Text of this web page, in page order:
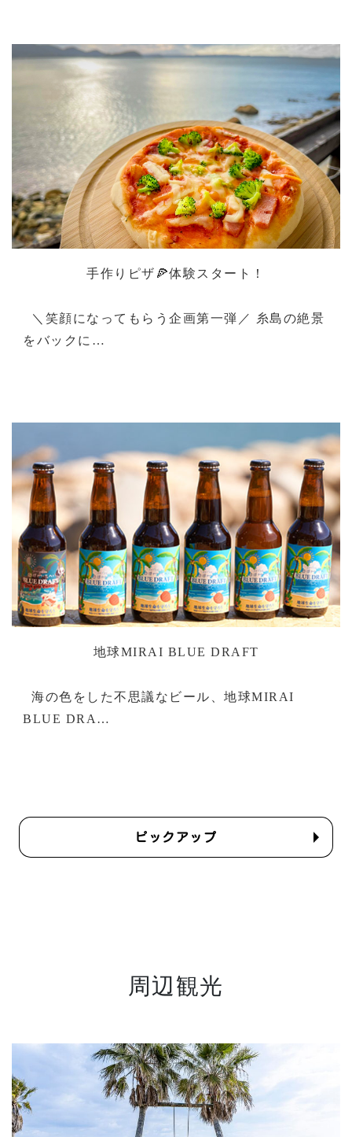
手作りピザ🍕体験スタート！
＼笑顔になってもらう企画第一弾／ 糸島の絶景
をバックに…
地球MIRAI BLUE DRAFT
海の色をした不思議なビール、地球MIRAI
BLUE DRA…
ピックアップ
周辺観光